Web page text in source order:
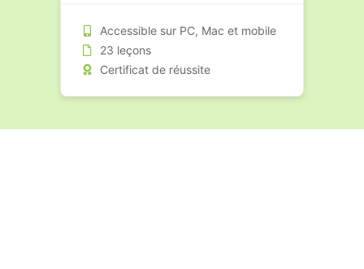
Accessible sur PC, Mac et mobile
23 leçons
Certificat de réussite